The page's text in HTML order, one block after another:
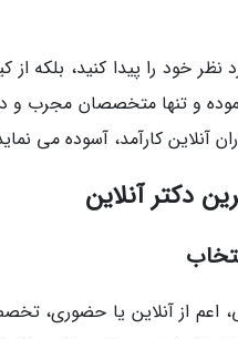
خود را پیدا کنید، بلکه
و تنها متخصصان مجرب و
آنلاین کارآمد، آسوده می
دکتر آنلاین
اعم از آنلاین یا حضوری،